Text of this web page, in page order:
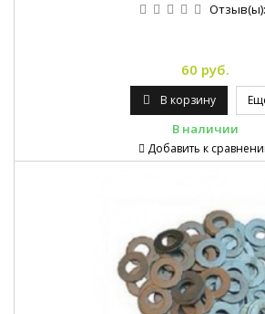
Отзыв(ы):
60 руб.
В корзину
В наличии
Добавить к